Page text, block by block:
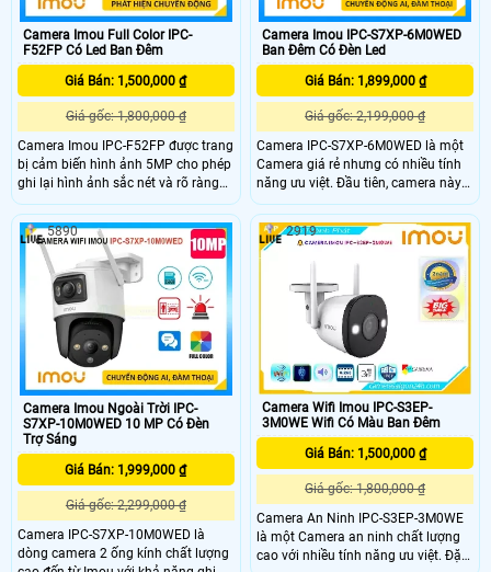
Camera Imou Full Color IPC-
F52FP Có Led Ban Đêm
Giá Bán: 1,500,000 ₫
Giá gốc: 1,800,000 ₫
Camera Imou IPC-F52FP được trang
bị cảm biến hình ảnh 5MP cho phép
ghi lại hình ảnh sắc nét và rõ ràng
ngay cả trong điều kiện ánh sáng
yếu. Tính năng full color của camera
cho phép bạn theo dõi trong bóng
tối với khoảng cách lên đến 30 mét
mà vẫn có màu ban đêm Imou IPC-
F52FP thiết kế chắc chắn và hiện
đại phù hợp với nhiều môi trường,
camera này có khả năng hoạt động
ổn định ngay cả trong những điều
kiện thời tiết khắc nghiệt nhất như
mưa to hay bụi bẩn
Camera Imou IPC-S7XP-6M0WED
Ban Đêm Có Đèn Led
Giá Bán: 1,899,000 ₫
Giá gốc: 2,199,000 ₫
Camera IPC-S7XP-6M0WED là một
Camera giá rẻ nhưng có nhiều tính
năng ưu việt. Đầu tiên, camera này
có khả năng thu âm và phát lại âm
thanh thông qua loa tích hợp. Điều
này cho phép bạn không chỉ xem
hình ảnh mà còn nghe âm thanh rõ
Camera Imou Ngoài Trời IPC-
S7XP-10M0WED 10 MP Có Đèn
Trợ Sáng
Giá Bán: 1,999,000 ₫
Giá gốc: 2,299,000 ₫
Camera IPC-S7XP-10M0WED là
dòng camera 2 ống kính chất lượng
5890
Camera Wifi Imou IPC-S3EP-
3M0WE Wifi Có Màu Ban Đêm
Giá Bán: 1,500,000 ₫
Giá gốc: 1,800,000 ₫
Camera An Ninh IPC-S3EP-3M0WE
là một Camera an ninh chất lượng
cao với nhiều tính năng ưu việt. Đặc
2919